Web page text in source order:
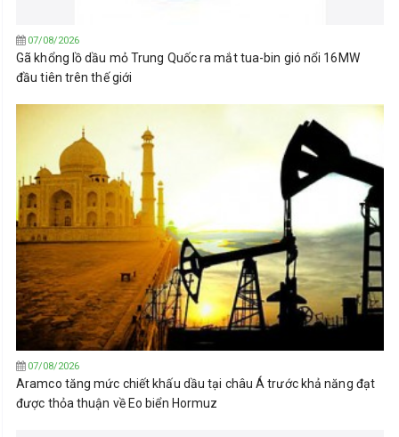
07/08/2026
Gã khổng lồ dầu mỏ Trung Quốc ra mắt tua-bin gió nổi 16MW
đầu tiên trên thế giới
07/08/2026
Aramco tăng mức chiết khấu dầu tại châu Á trước khả năng đạt
được thỏa thuận về Eo biển Hormuz